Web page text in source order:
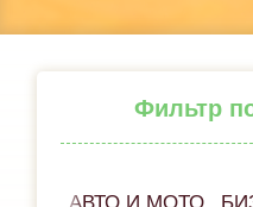
Фильтр